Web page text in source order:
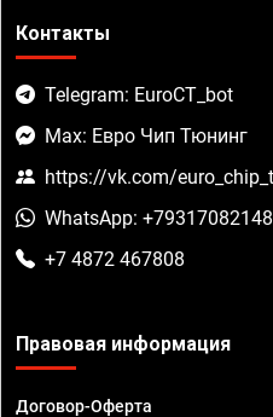
Контакты
Telegram: EuroCT_bot
Max: Евро Чип Тюнинг
https://vk.com/
WhatsApp: +79317082148
+7 4872 467808
Правовая информация
Договор-Оферта